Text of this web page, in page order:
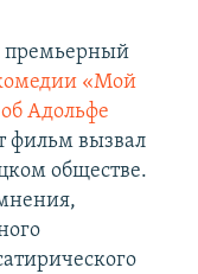
премьерный
«Мой
Адольфе
фильм вызвал
обществе.